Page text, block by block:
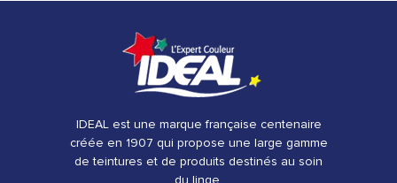
IDEAL est une marque française centenaire
créée en 1907 qui propose une large gamme
de teintures et de produits destinés au soin
du linge.